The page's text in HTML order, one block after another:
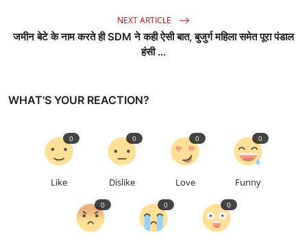
NEXT ARTICLE
जमीन बेटे के नाम करते ही SDM ने कही ऐसी बात, बुजुर्ग महिला समेत पूरा पंडाल
हंसी ...
WHAT'S YOUR REACTION?
Like
0
Dislike
0
Love
0
Funny
0
0 0 0